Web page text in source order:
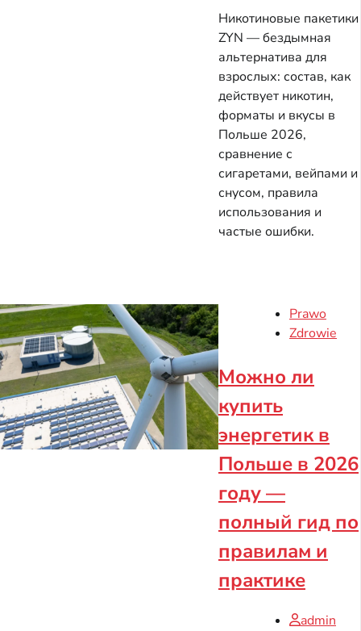
Никотиновые пакетики
ZYN — бездымная
альтернатива для
взрослых: состав, как
действует никотин,
форматы и вкусы в
Польше 2026,
сравнение с
сигаретами, вейпами и
снусом, правила
использования и
частые ошибки.
Prawo
Zdrowie
Можно ли
купить
энергетик в
Польше в 2026
году —
полный гид по
правилам и
практике
admin